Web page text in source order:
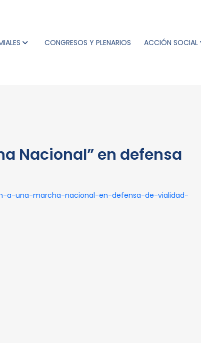
CONGRESOS Y PLENARIOS ACCIÓN SOCIAL
Nacional” en defensa
a-una-marcha-nacional-en-defensa-de-vialidad-